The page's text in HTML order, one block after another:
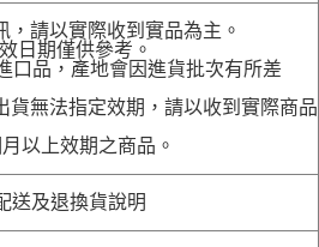
請以實際收到實品為主。
日期僅供參考。
品，產地會因進貨批次有所差
貨無法指定效期，請以收到實際商品
以上效期之商品。
送及退換貨說明